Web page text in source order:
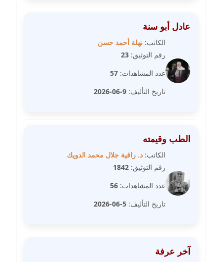
عاملة
مدونة سارة سعيد
عاملة
مدونة سالي علاء الدين
عاملة
عاملة
مدونة سامح طلعت
عاملة
مدونة سامح فرج
عاملة
عادل أبو سنة
الكاتب: نهلة أحمد حسن
رقم التوثيق: 23
عدد المشاهدات: 57
تاريخ التأليف: 9-06-2026
الطب وقيمته
الكاتب: د. راقية جلال محمد الدويك
رقم التوثيق: 1842
عدد المشاهدات: 56
تاريخ التأليف: 5-06-2026
آخر عرفة